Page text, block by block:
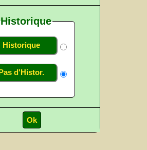
Historique
Historique
Pas d'Histor.